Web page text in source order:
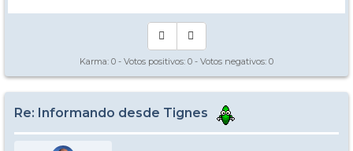
Karma: 0 - Votos positivos: 0 - Votos negativos: 0
Re: Informando desde Tignes